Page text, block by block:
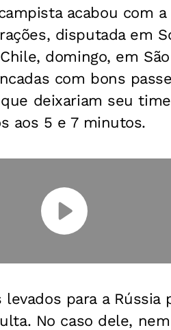
acabou com a
disputada em
domingo, em
com bons
deixariam seu
aos 5 e 7 minutos.
para a Rússia
No caso dele,